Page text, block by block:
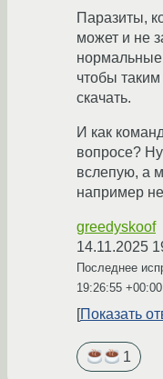
Паразиты,
может и не
чтобы
скачать.
И как
вопросе?
вслепую, а
например
greedyskoof
14.11.2025
Последнее
19:26:55 +00:00
Показать
1